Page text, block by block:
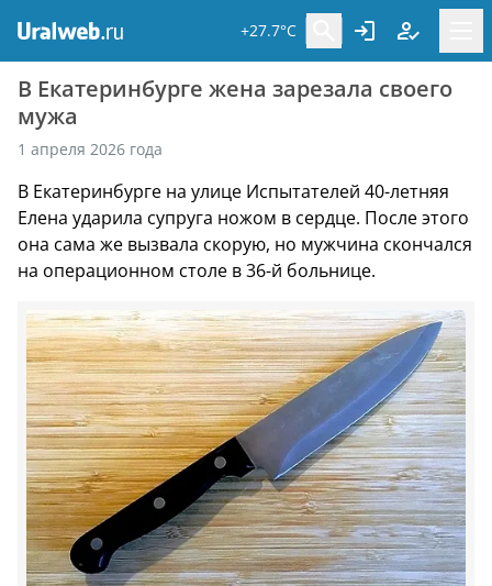
+27.7°C
В Екатеринбурге жена зарезала своего
мужа
1 апреля 2026 года
В Екатеринбурге на улице Испытателей 40-летняя
Елена ударила супруга ножом в сердце. После этого
она сама же вызвала скорую, но мужчина скончался
на операционном столе в 36-й больнице.